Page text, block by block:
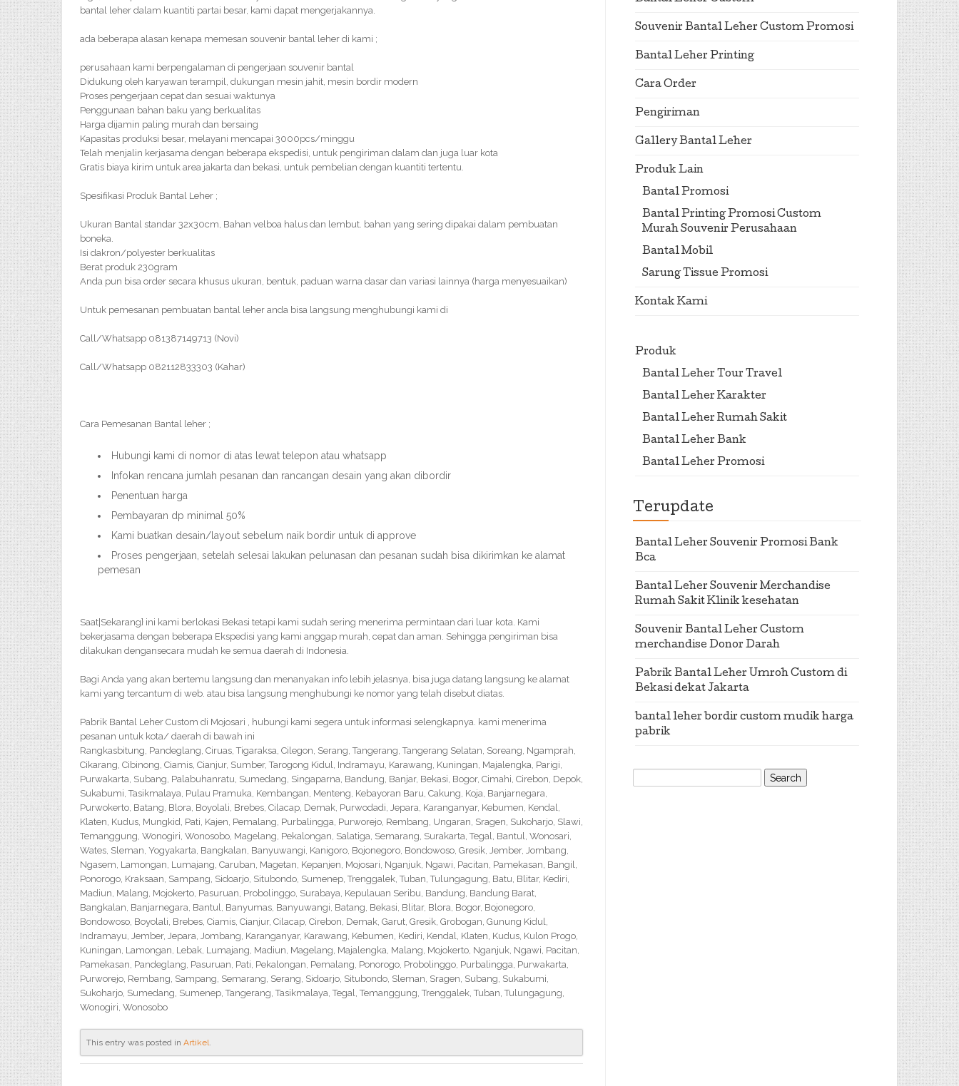
bantal leher dalam kuantiti partai besar, kami dapat mengerjakannya.
ada beberapa alasan kenapa memesan souvenir bantal leher di kami ;
perusahaan kami berpengalaman di pengerjaan souvenir bantal
Didukung oleh karyawan terampil, dukungan mesin jahit, mesin bordir modern
Proses pengerjaan cepat dan sesuai waktunya
Penggunaan bahan baku yang berkualitas
Harga dijamin paling murah dan bersaing
Kapasitas produksi besar, melayani mencapai 3000pcs/minggu
Telah menjalin kerjasama dengan beberapa ekspedisi, untuk pengiriman dalam dan juga luar kota
Gratis biaya kirim untuk area jakarta dan bekasi, untuk pembelian dengan kuantiti tertentu.
Spesifikasi Produk Bantal Leher ;
Ukuran Bantal standar 32x30cm, Bahan velboa halus dan lembut. bahan yang sering dipakai dalam pembuatan
boneka.
Isi dakron/polyester berkualitas
Berat produk 230gram
Anda pun bisa order secara khusus ukuran, bentuk, paduan warna dasar dan variasi lainnya (harga menyesuaikan)
Untuk pemesanan pembuatan bantal leher anda bisa langsung menghubungi kami di
Call/Whatsapp 081387149713 (Novi)
Call/Whatsapp 082112833303 (Kahar)
Cara Pemesanan Bantal leher ;
Hubungi kami di nomor di atas lewat telepon atau whatsapp
Infokan rencana jumlah pesanan dan rancangan desain yang akan dibordir
Penentuan harga
Pembayaran dp minimal 50%
Kami buatkan desain/layout sebelum naik bordir untuk di approve
Proses pengerjaan, setelah selesai lakukan pelunasan dan pesanan sudah bisa dikirimkan ke alamat
pemesan
Saat|Sekarang} ini kami berlokasi Bekasi tetapi kami sudah sering menerima permintaan dari luar kota. Kami
bekerjasama dengan beberapa Ekspedisi yang kami anggap murah, cepat dan aman. Sehingga pengiriman bisa
dilakukan dengansecara mudah ke semua daerah di Indonesia.
Bagi Anda yang akan bertemu langsung dan menanyakan info lebih jelasnya, bisa juga datang langsung ke alamat
kami yang tercantum di web. atau bisa langsung menghubungi ke nomor yang telah disebut diatas.
Pabrik Bantal Leher Custom di Mojosari , hubungi kami segera untuk informasi selengkapnya. kami menerima
pesanan untuk kota/ daerah di bawah ini
Rangkasbitung, Pandeglang, Ciruas, Tigaraksa, Cilegon, Serang, Tangerang, Tangerang Selatan, Soreang, Ngamprah,
Cikarang, Cibinong, Ciamis, Cianjur, Sumber, Tarogong Kidul, Indramayu, Karawang, Kuningan, Majalengka, Parigi,
Purwakarta, Subang, Palabuhanratu, Sumedang, Singaparna, Bandung, Banjar, Bekasi, Bogor, Cimahi, Cirebon, Depok,
Sukabumi, Tasikmalaya, Pulau Pramuka, Kembangan, Menteng, Kebayoran Baru, Cakung, Koja, Banjarnegara,
Purwokerto, Batang, Blora, Boyolali, Brebes, Cilacap, Demak, Purwodadi, Jepara, Karanganyar, Kebumen, Kendal,
Klaten, Kudus, Mungkid, Pati, Kajen, Pemalang, Purbalingga, Purworejo, Rembang, Ungaran, Sragen, Sukoharjo, Slawi,
Temanggung, Wonogiri, Wonosobo, Magelang, Pekalongan, Salatiga, Semarang, Surakarta, Tegal, Bantul, Wonosari,
Wates, Sleman, Yogyakarta, Bangkalan, Banyuwangi, Kanigoro, Bojonegoro, Bondowoso, Gresik, Jember, Jombang,
Ngasem, Lamongan, Lumajang, Caruban, Magetan, Kepanjen, Mojosari, Nganjuk, Ngawi, Pacitan, Pamekasan, Bangil,
Ponorogo, Kraksaan, Sampang, Sidoarjo, Situbondo, Sumenep, Trenggalek, Tuban, Tulungagung, Batu, Blitar, Kediri,
Madiun, Malang, Mojokerto, Pasuruan, Probolinggo, Surabaya, Kepulauan Seribu, Bandung, Bandung Barat,
Bangkalan, Banjarnegara, Bantul, Banyumas, Banyuwangi, Batang, Bekasi, Blitar, Blora, Bogor, Bojonegoro,
Bondowoso, Boyolali, Brebes, Ciamis, Cianjur, Cilacap, Cirebon, Demak, Garut, Gresik, Grobogan, Gunung Kidul,
Indramayu, Jember, Jepara, Jombang, Karanganyar, Karawang, Kebumen, Kediri, Kendal, Klaten, Kudus, Kulon Progo,
Kuningan, Lamongan, Lebak, Lumajang, Madiun, Magelang, Majalengka, Malang, Mojokerto, Nganjuk, Ngawi, Pacitan,
Pamekasan, Pandeglang, Pasuruan, Pati, Pekalongan, Pemalang, Ponorogo, Probolinggo, Purbalingga, Purwakarta,
Purworejo, Rembang, Sampang, Semarang, Serang, Sidoarjo, Situbondo, Sleman, Sragen, Subang, Sukabumi,
Sukoharjo, Sumedang, Sumenep, Tangerang, Tasikmalaya, Tegal, Temanggung, Trenggalek, Tuban, Tulungagung,
Wonogiri, Wonosobo
This entry was posted in Artikel.
Souvenir Bantal Leher Custom Promosi
Bantal Leher Printing
Cara Order
Pengiriman
Gallery Bantal Leher
Produk Lain
Bantal Promosi
Bantal Printing Promosi Custom
Murah Souvenir Perusahaan
Bantal Mobil
Sarung Tissue Promosi
Kontak Kami
Produk
Bantal Leher Tour Travel
Bantal Leher Karakter
Bantal Leher Rumah Sakit
Bantal Leher Bank
Bantal Leher Promosi
Terupdate
Bantal Leher Souvenir Promosi Bank
Bca
Bantal Leher Souvenir Merchandise
Rumah Sakit Klinik kesehatan
Souvenir Bantal Leher Custom
merchandise Donor Darah
Pabrik Bantal Leher Umroh Custom di
Bekasi dekat Jakarta
bantal leher bordir custom mudik harga
pabrik
Search
for: